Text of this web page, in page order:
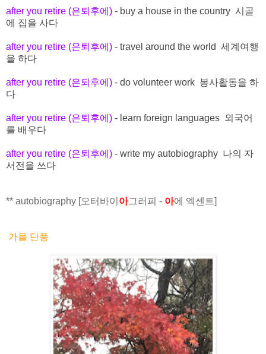
after you retire (은퇴후에) - buy a house in the country 시골
에 집을 사다
after you retire (은퇴후에) - travel around the world 세계여행
을 하다
after you retire (은퇴후에) - do volunteer work 봉사활동을 하
다
after you retire (은퇴후에) - learn foreign languages 외국어
를 배우다
after you retire (은퇴후에) - write my autobiography 나의 자
서전을 쓰다
** autobiography [오터바이 아그러피 - 아에 엑센트]
가을 단풍